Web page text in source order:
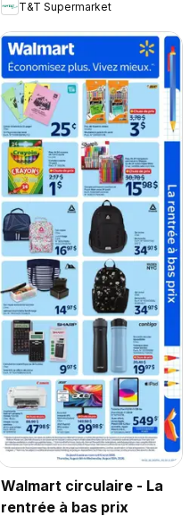
T&T Supermarket
Walmart circulaire - La
rentrée à bas prix